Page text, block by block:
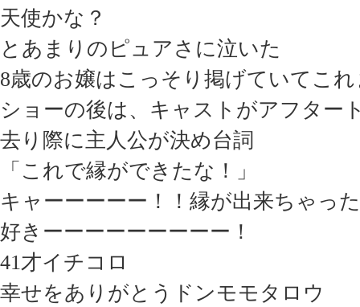
天使かな？
とあまりのピュアさに泣いた
8歳のお嬢はこっそり掲げていてこ
ショーの後は、キャストがアフター
去り際に主人公が決め台詞
「これで縁ができたな！」
キャーーーーー！！縁が出来ちゃっ
好きーーーーーーーーー！
41才イチコロ
幸せをありがとうドンモモタロウ